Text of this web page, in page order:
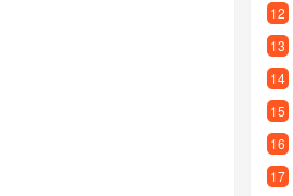
12
13
14
15
16
17